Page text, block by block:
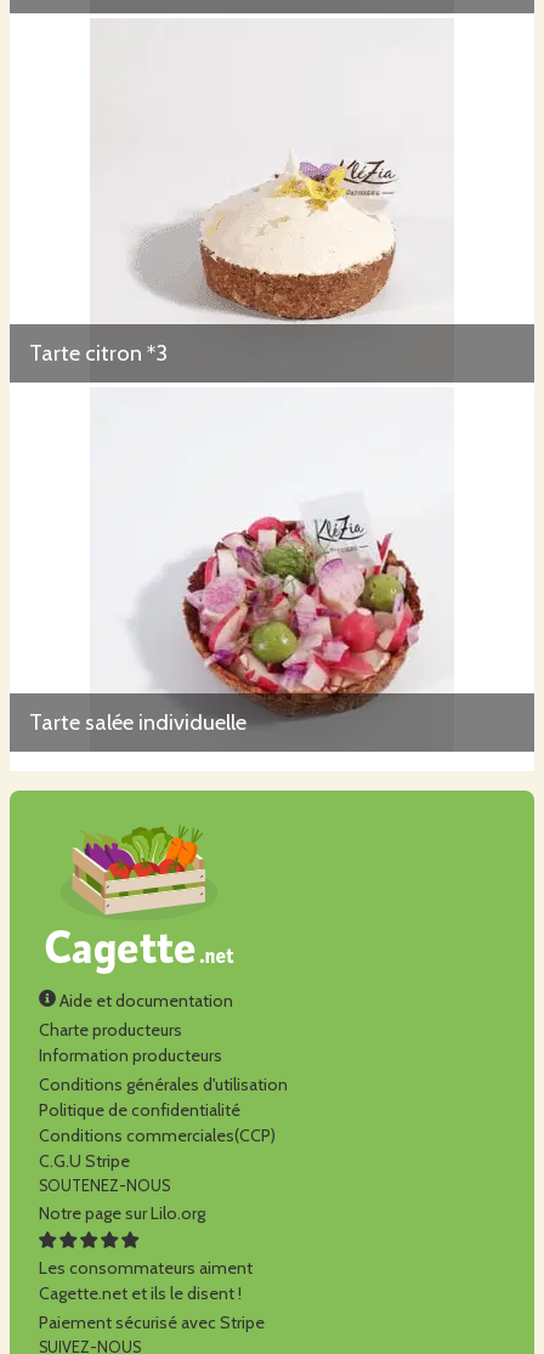
Tarte citron *3
Tarte salée individuelle
Aide et documentation
Charte producteurs
Information producteurs
Conditions générales d'utilisation
Politique de confidentialité
Conditions commerciales(CCP)
C.G.U Stripe
SOUTENEZ-NOUS
Notre page sur Lilo.org
Les consommateurs aiment
Cagette.net et ils le disent !
Paiement sécurisé avec Stripe
SUIVEZ-NOUS